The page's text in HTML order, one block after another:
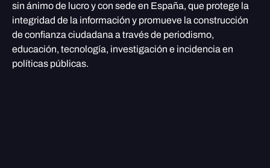
sin ánimo de lucro y con sede en España, que protege la
integridad de la información y promueve la construcción
de confianza ciudadana a través de periodismo,
educación, tecnología, investigación e incidencia en
políticas públicas.